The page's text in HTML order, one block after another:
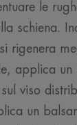
le
schiena.
rigenera
applica un
viso
un